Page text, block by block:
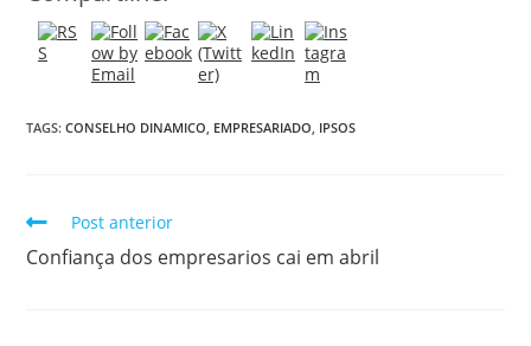
TAGS:CONSELHO DINAMICO, EMPRESARIADO, IPSOS
Post anterior
Confiança dos empresarios cai em abril